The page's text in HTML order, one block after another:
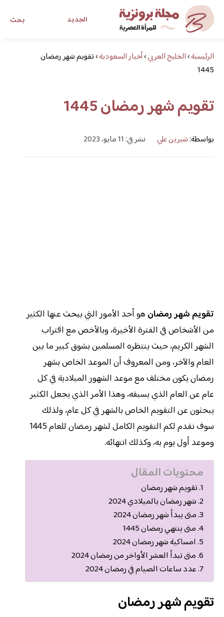
بحث الجديد
مجلة برونزية للفتاة العصريةالرئيسية›الخليج العربي›أخبار السعودية›تقويم شهر رمضان
1445
تقويم شهر رمضان 1445
بواسطة:شيرين علي نشر في: 11 مايو، 2023
تقويم شهر رمضان هو أحد الأمور التي يبحث عنها الكثير
من الأشخاص في الفترة الأخيرة، وبالأخص مع اقتراب
الشهر الكريم، حيث ينتظره المسلمين بشوق كبير ما بين
العام والآخر، ومن المعروف أن الموعد الخاص بشهر
رمضان يكون مختلف مع موعد الشهور الميلادية في كل
عام عن العام الذي يسبقه، وهذا الأمر الذي يجعل الكثير
يبحثون عن التقويم الخاص بالشهر في كل عام، ولذلك
سوف نقدم لكم التقويم الكامل لشهر رمضان للعام 1445
وموعد أول يوم به، وكذلك انتهائه.
محتويات المقال
تقويم شهر رمضان
شهر رمضان بالميلادي 2024
متى يبدأ شهر رمضان 2024
متى ينتهي رمضان 1445
امساكية شهر رمضان 2024
متى تبدأ العشر الأواخر من رمضان 2024
عدد ساعات الصيام في رمضان 2024
تقويم شهر رمضان